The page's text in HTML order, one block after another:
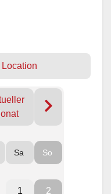
Sa So
1 2